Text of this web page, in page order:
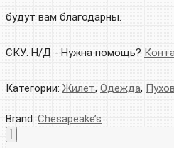
будут вам благодарны.
СКУ: Н/Д - Нужна помощь?
Категории: Жилет, Одежда,
Brand: Chesapeake’s